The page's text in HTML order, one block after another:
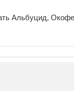
Альбуцид,